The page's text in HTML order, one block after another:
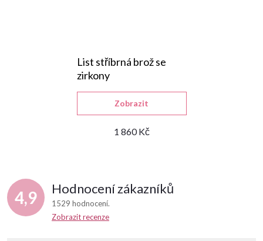
List stříbrná brož se
zirkony
1 860 Kč
Zobrazit
4,9 Hodnocení zákazníků
1529 hodnocení
Zobrazit recenze